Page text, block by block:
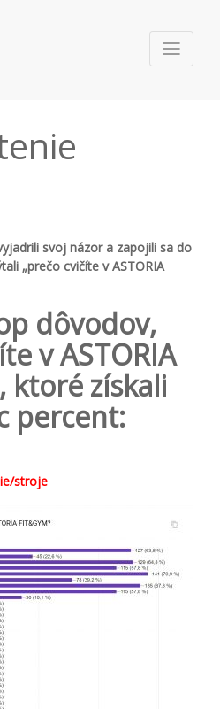
svoj názor a zapojili sa do
„prečo cvičíte v ASTORIA
dôvodov,
v ASTORIA
ktoré získali
percent:
stroje